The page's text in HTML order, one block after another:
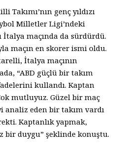
Takımı’nın genç yıldızı
Milletler Ligi’ndeki
İtalya maçında da sürdürdü.
maçın en skorer ismi oldu.
İtalya maçının
“ABD güçlü bir takım
kullandı. Kaptan
mutluyuz. Güzel bir maç
analiz eden bir takım vardı
Kaptanlık yapmak,
bir duygu” şeklinde konuştu.